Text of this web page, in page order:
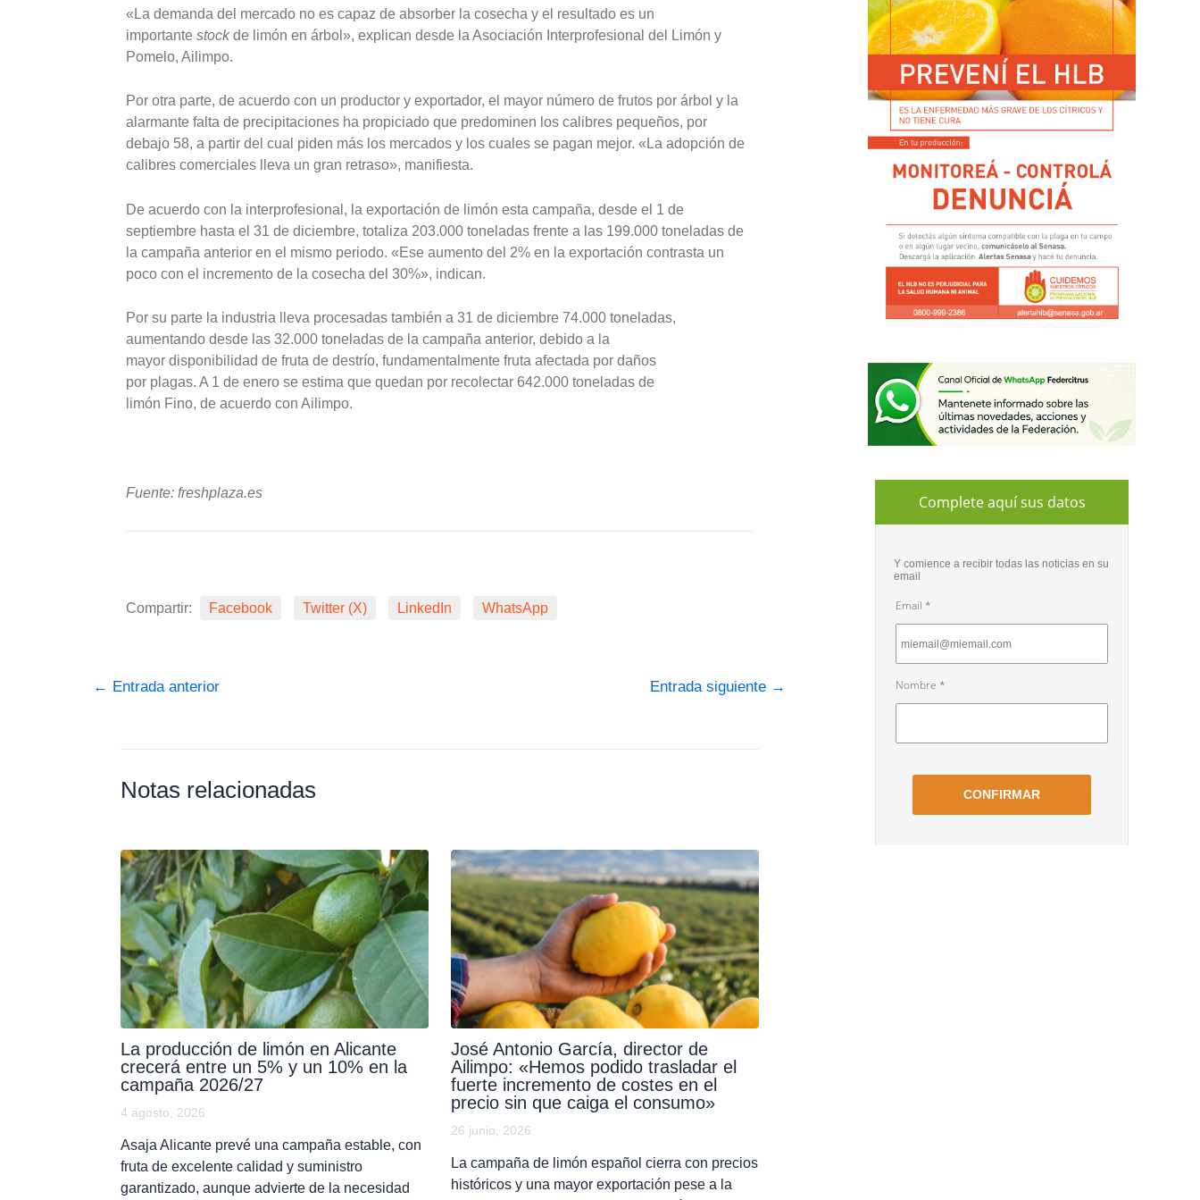
«La demanda del mercado no es capaz de absorber la cosecha y el resultado es un
importante stockde limón en árbol», explican desde la Asociación Interprofesional del Limón y
Pomelo, Ailimpo.
Por otra parte, de acuerdo con un productor y exportador, el mayor número de frutos por árbol y la
alarmante falta de precipitaciones ha propiciado que predominen los calibres pequeños, por
debajo 58, a partir del cual piden más los mercados y los cuales se pagan mejor. «La adopción de
calibres comerciales lleva un gran retraso», manifiesta.
De acuerdo con la interprofesional, la exportación de limón esta campaña, desde el 1 de
septiembre hasta el 31 de diciembre, totaliza 203.000 toneladas frente a las 199.000 toneladas de
la campaña anterior en el mismo periodo. «Ese aumento del 2% en la exportación contrasta un
poco con el incremento de la cosecha del 30%», indican.
Por su parte la industria lleva procesadas también a 31 de diciembre 74.000 toneladas,
aumentando desde las 32.000 toneladas de la campaña anterior, debido a la
mayor disponibilidad de fruta de destrío, fundamentalmente fruta afectada por daños
por plagas. A 1 de enero se estima que quedan por recolectar 642.000 toneladas de
limón Fino, de acuerdo con Ailimpo.
Fuente: freshplaza.es
Compartir: Facebook Twitter (X) LinkedIn WhatsApp
← Entrada anterior Entrada siguiente →
Notas relacionadas
La producción de limón en Alicante
crecerá entre un 5% y un 10% en la
campaña 2026/27
4 agosto, 2026
Asaja Alicante prevé una campaña estable, con
fruta de excelente calidad y suministro
garantizado, aunque advierte de la necesidad
José Antonio García, director de
Ailimpo: «Hemos podido trasladar el
fuerte incremento de costes en el
precio sin que caiga el consumo»
26 junio, 2026
La campaña de limón español cierra con precios
históricos y una mayor exportación pese a la